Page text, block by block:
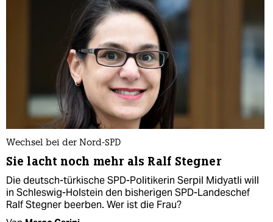
Wechsel bei der Nord-SPD
Sie lacht noch mehr als Ralf Stegner
Die deutsch-türkische SPD-Politikerin Serpil Midyatli will
in Schleswig-Holstein den bisherigen SPD-Landeschef
Ralf Stegner beerben. Wer ist die Frau?